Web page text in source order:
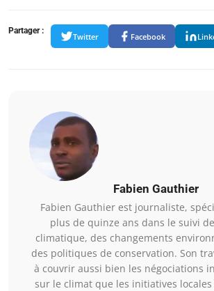
Partager :
Twitter Facebook
Fabien Gauthier
Fabien Gauthier est journaliste,
plus de quinze ans dans le suivi
climatique, des changements
des politiques de conservation. Son
à couvrir aussi bien les négociations
sur le climat que les initiatives